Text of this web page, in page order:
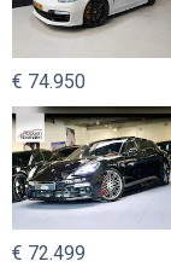
€ 74.950
€ 72.499